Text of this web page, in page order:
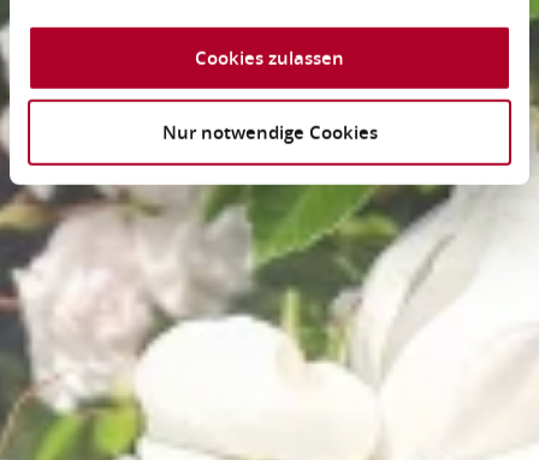
Cookies zulassen
Nur notwendige Cookies